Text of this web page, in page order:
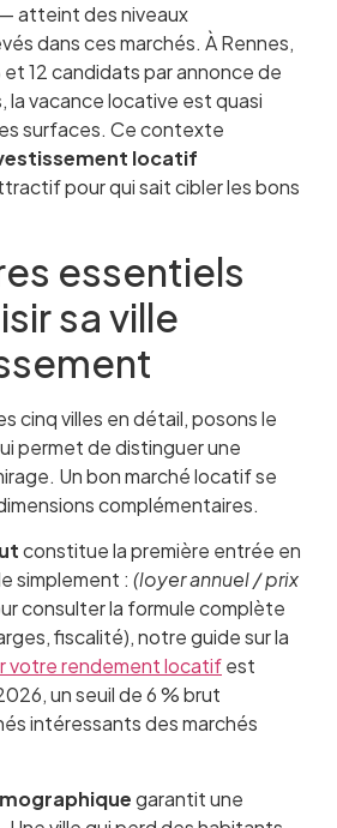
atteint des niveaux
dans ces marchés. À Rennes,
12 candidats par annonce de
la vacance locative est quasi
surfaces. Ce contexte
locatif
pour qui sait cibler les bons
essentiels
sa ville
cinq villes en détail, posons le
permet de distinguer une
Un bon marché locatif se
complémentaires.
constitue la première entrée en
simplement : (loyer annuel / prix
consulter la formule complète
fiscalité), notre guide sur la
votre rendement locatifest
un seuil de 6 % brut
intéressants des marchés
garantit une